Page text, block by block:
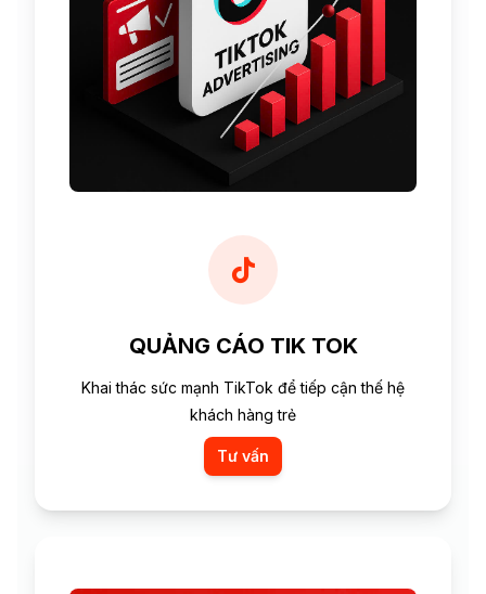
QUẢNG CÁO TIK TOK
Khai thác sức mạnh TikTok để tiếp cận thế hệ
khách hàng trẻ
Tư vấn